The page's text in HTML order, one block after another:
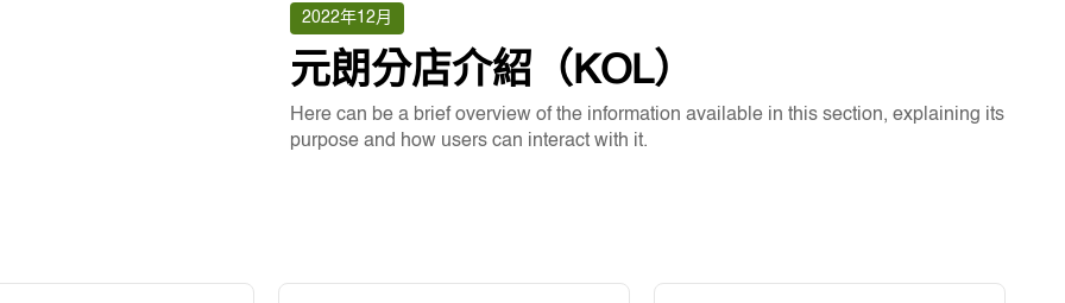
2022年12月
元朗分店介紹（KOL）
Here can be a brief overview of the information available in this section, explaining its
purpose and how users can interact with it.